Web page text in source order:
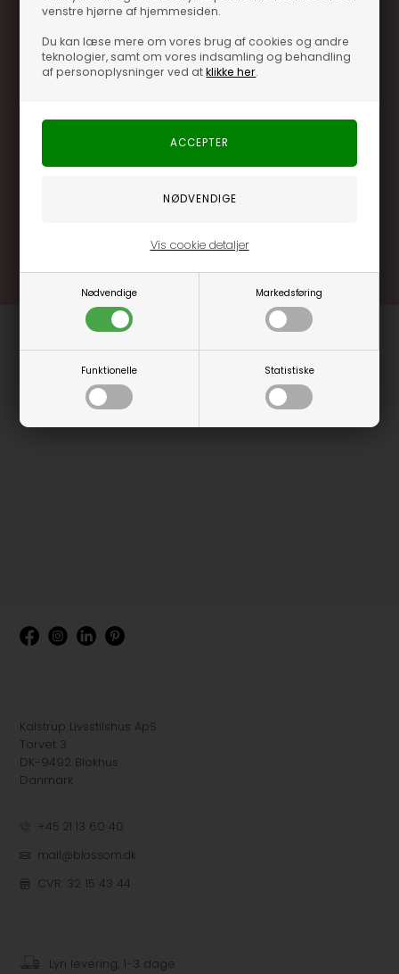
venstre hjørne af hjemmesiden.
Du kan læse mere om vores brug af cookies og andre
teknologier, samt om vores indsamling og behandling
af personoplysninger ved atklikke her.
Nødvendige Markedsføring
Funktionelle Statistiske
Vis cookie detaljer
Læs mere og bliv medlem
Kalstrup Livsstilshus ApS
Torvet 3
DK-9492 Blokhus
Danmark
+45 21 13 60 40
mail@blossom.dk
CVR: 32 15 43 44
Lyn levering, 1-3 dage